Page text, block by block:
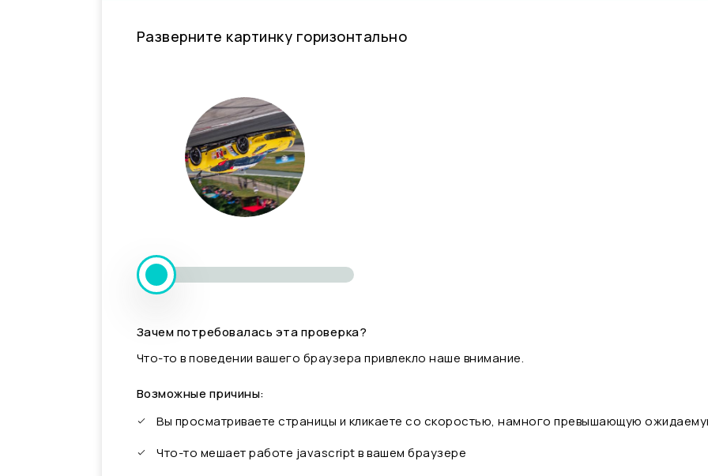
Разверните картинку горизонтально
Зачем потребовалась эта проверка?
Что-то в поведении вашего браузера привлекло наше внимание.
Возможные причины:
Вы просматриваете страницы и кликаете со скоростью, намного превышающую
Что-то мешает работе javascript в вашем браузере